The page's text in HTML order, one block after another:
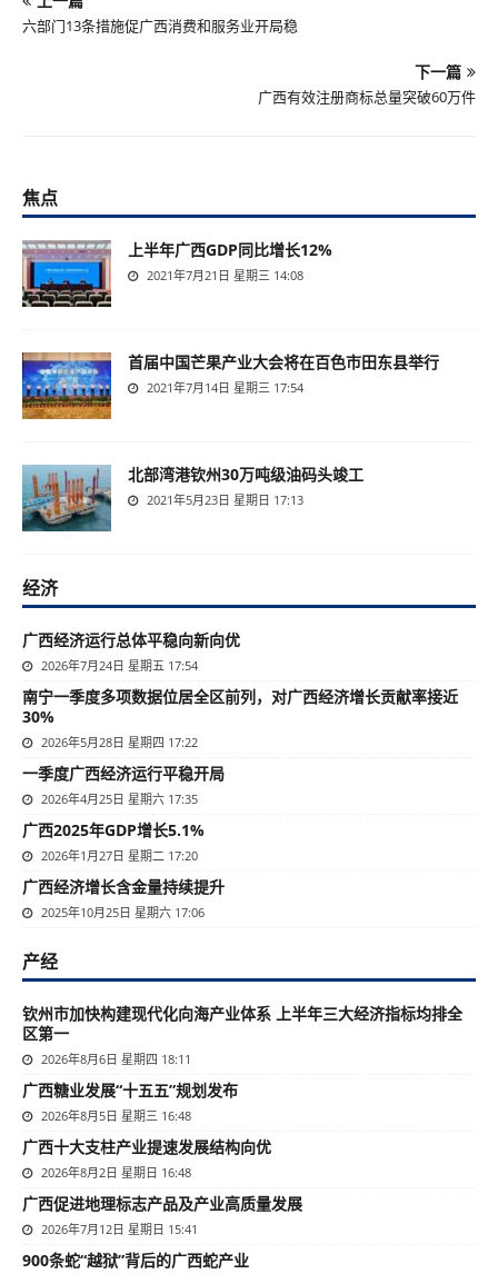
六部门13条措施促广西消费和服务业开局稳
下一篇
广西有效注册商标总量突破60万件
焦点
上半年广西GDP同比增长12%
2021年7月21日 星期三 14:08
首届中国芒果产业大会将在百色市田东县举行
2021年7月14日 星期三 17:54
北部湾港钦州30万吨级油码头竣工
2021年5月23日 星期日 17:13
经济
广西经济运行总体平稳向新向优
2026年7月24日 星期五 17:54
南宁一季度多项数据位居全区前列，对广西经济增长贡献率接近
30%
2026年5月28日 星期四 17:22
一季度广西经济运行平稳开局
2026年4月25日 星期六 17:35
广西2025年GDP增长5.1%
2026年1月27日 星期二 17:20
广西经济增长含金量持续提升
2025年10月25日 星期六 17:06
产经
钦州市加快构建现代化向海产业体系 上半年三大经济指标均排全
区第一
2026年8月6日 星期四 18:11
广西糖业发展“十五五”规划发布
2026年8月5日 星期三 16:48
广西十大支柱产业提速发展结构向优
2026年8月2日 星期日 16:48
广西促进地理标志产品及产业高质量发展
2026年7月12日 星期日 15:41
900条蛇“越狱”背后的广西蛇产业